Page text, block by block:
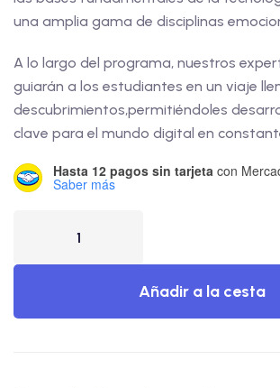
una amplia gama de disciplinas
A lo largo del programa, nuestros
guiarán a los estudiantes en un viaje
descubrimientos,permitiéndoles
clave para el mundo digital en
Hasta 12 pagos sin tarjeta con
Saber más
Añadir a la cesta